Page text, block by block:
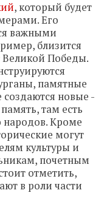
, который будет
Его
важными
близится
Великой Победы.
памятные
новые -
там есть
народов. Кроме
могут
культуры и
почетным
отметить,
в роли части